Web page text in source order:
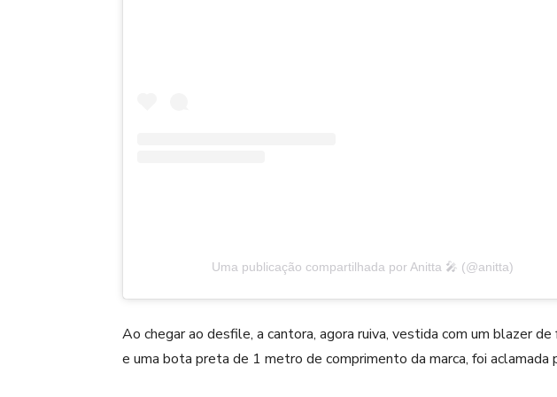
Uma publicação compartilhada por Anitta 🎤 (@anitta)
Ao chegar ao desfile, a cantora, agora ruiva, vestida com um blazer
e uma bota preta de 1 metro de comprimento da marca, foi aclamada